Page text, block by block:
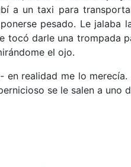
a un taxi para
pesado. Le jalaba
tocó darle una trompada
el ojo.
realidad me lo
se le salen a uno